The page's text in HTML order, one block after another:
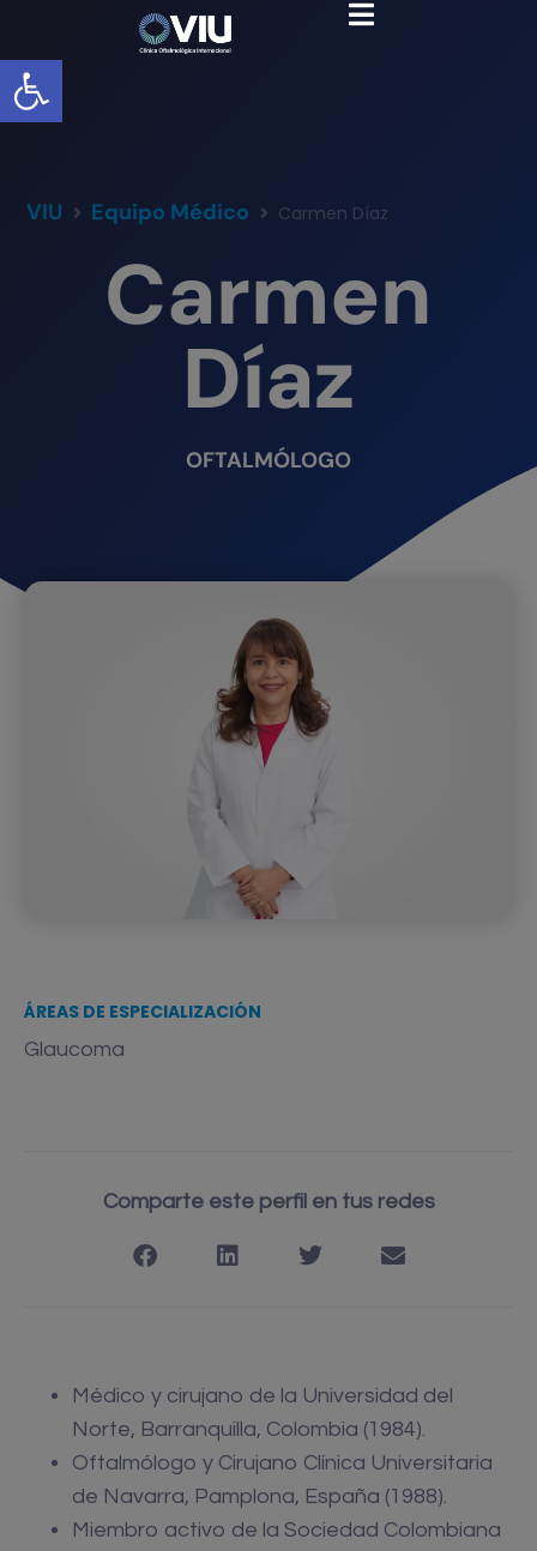
Abrir barra de herramientas
VIU Equipo Médico Carmen Díaz
Carmen
Díaz
OFTALMÓLOGO
ÁREAS DE ESPECIALIZACIÓN
Glaucoma
Comparte este perfil en tus redes
Médico y cirujano de la Universidad del
Norte, Barranquilla, Colombia (1984).
Oftalmólogo y Cirujano Clínica Universitaria
de Navarra, Pamplona, España (1988).
Miembro activo de la Sociedad Colombiana